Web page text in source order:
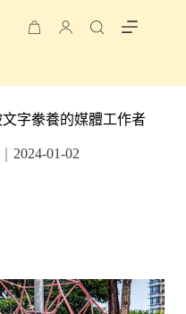
文字豢養的媒體工作者
2024-01-02